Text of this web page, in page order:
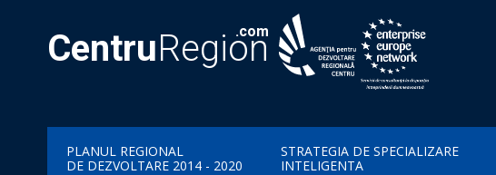
CentruRegion
.com
PLANUL REGIONAL
DE DEZVOLTARE 2014 - 2020
STRATEGIA DE SPECIALIZARE
INTELIGENTA